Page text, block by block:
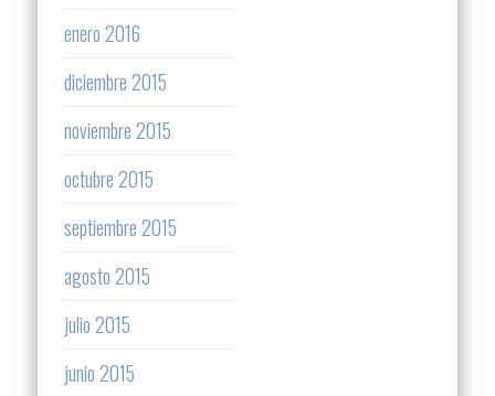
enero 2016
diciembre 2015
noviembre 2015
octubre 2015
septiembre 2015
agosto 2015
julio 2015
junio 2015